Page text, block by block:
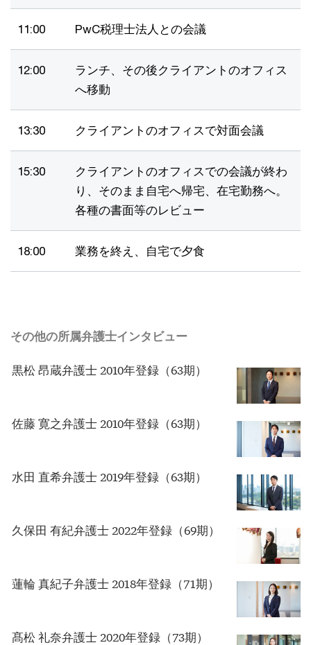
11:00 PwC税理士法人との会議
12:00
ランチ、その後クライアントのオフィス
へ移動
13:30 クライアントのオフィスで対面会議
15:30
クライアントのオフィスでの会議が終わ
り、そのまま自宅へ帰宅、在宅勤務へ。
各種の書面等のレビュー
18:00 業務を終え、自宅で夕食
その他の所属弁護士インタビュー
黒松 昂蔵弁護士 2010年登録（63期）
佐藤 寛之弁護士 2010年登録（63期）
水田 直希弁護士 2019年登録（63期）
久保田 有紀弁護士 2022年登録（69期）
蓮輪 真紀子弁護士 2018年登録（71期）
髙松 礼奈弁護士 2020年登録（73期）